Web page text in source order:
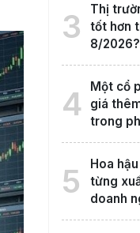
3
Thị
tốt hơn
8/2026?
4
Một cổ
giá
trong
5
Hoa
từng
doanh